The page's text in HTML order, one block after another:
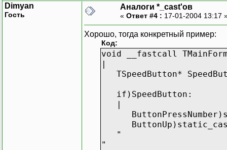
Dimyan
Гость
Аналоги *_cast'ов
« Ответ #4 : 17-01-2004 13:17
Хорошо, тогда конкретный пример:
Код:
void __fastcall
|
TSpeedButton*
if)SpeedButton:
|
"
"